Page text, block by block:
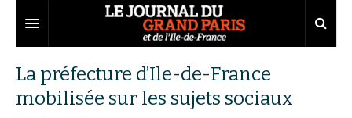
Grand Paris
Territoires
La préfecture d’Ile-de-France
mobilisée sur les sujets sociaux